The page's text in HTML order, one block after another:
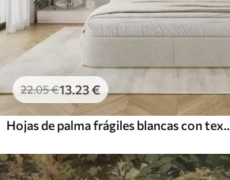
22.05€13.23€
Hojas de palma frágiles